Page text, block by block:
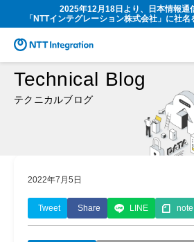
2025年12月18日より、日本情報通
「NTTインテグレーション株式会社」に社名
Technical Blog
テクニカルブログ
2022年7月5日
Tweet Share LINE note